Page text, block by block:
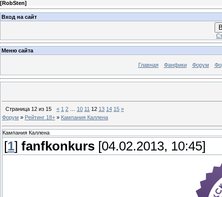
[RobSten]
Вход на сайт
Меню сайта
Главная Фанфики Форум
Страница 12 из 15 « 1 2 10 11 12 13 14 15 »
Форум » Рейтинг 18+ » Кампания Каллена
Кампания Каллена
[1] fanfkonkurs [04.02.2013, 10:45]